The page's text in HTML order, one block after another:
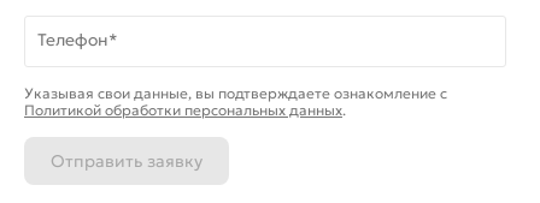
Пользовательское соглашение
Карта сайта
Каталог Магазины
технологии
Телефон*
Указывая свои данные, вы подтверждаете ознакомление c
Политикой обработки персональных данных.
Отправить заявку